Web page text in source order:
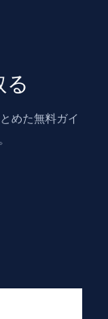
る
めた無料ガイ